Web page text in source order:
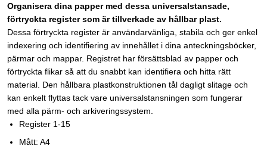
Organisera dina papper med dessa universalstansade,
förtryckta register som är tillverkade av hållbar plast.
Dessa förtryckta register är användarvänliga, stabila och ger enkel
indexering och identifiering av innehållet i dina anteckningsböcker,
pärmar och mappar. Registret har försättsblad av papper och
förtryckta flikar så att du snabbt kan identifiera och hitta rätt
material. Den hållbara plastkonstruktionen tål dagligt slitage och
kan enkelt flyttas tack vare universalstansningen som fungerar
med alla pärm- och arkiveringssystem.
Register 1-15
Mått: A4